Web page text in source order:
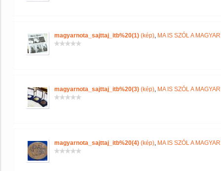
magyarnota_sajttaj_itb%20(1) (kép), MA IS SZÓL A
magyarnota_sajttaj_itb%20(3) (kép), MA IS SZÓL A
magyarnota_sajttaj_itb%20(4) (kép), MA IS SZÓL A